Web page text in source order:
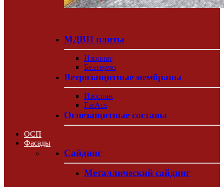
МДВП плиты
Изоплат
Белтермо
Ветрозащитные мембраны
Изоспан
FarAcs
Огнезащитные составы
ОСП
Фасады
Сайдинг
Металлический сайдинг